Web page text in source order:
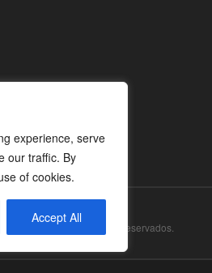
experience, serve
our traffic. By
of cookies.
Accept All
. Todos los Derechos Reservados.